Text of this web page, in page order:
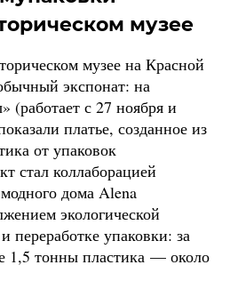
музее
музее на Красной
экспонат: на
с 27 ноября и
платье, созданное из
от упаковок
стал коллаборацией
дома Alena
экологической
переработке упаковки: за
1,5 тонны пластика — около